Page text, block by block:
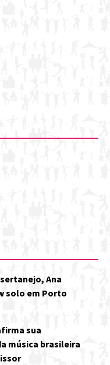
Ana
solo em Porto
sua
música brasileira